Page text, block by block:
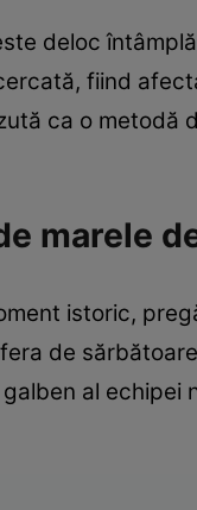
deloc
fiind
ca o metodă
marele
istoric,
de
al